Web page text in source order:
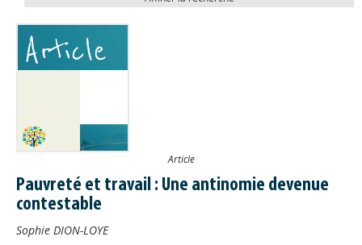
Article
Pauvreté et travail : Une antinomie devenue
contestable
Sophie DION-LOYE